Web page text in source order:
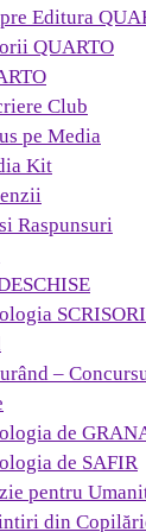
Editura
QUARTO
Club
pe Media
Kit
Raspunsuri
–
de
de SAFIR
pentru
din